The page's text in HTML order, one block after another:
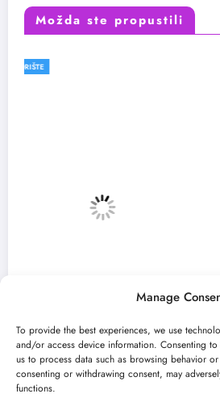
Manage
To provide the best experiences, we use
and/or access device information. Consenting
us to process data such as browsing behavior
consenting or withdrawing consent, may
functions.
Možda ste propustili
„Najveći mali festival u